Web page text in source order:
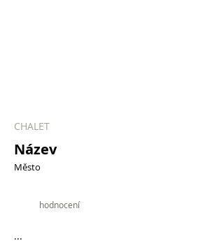
CHALET
Název
Město
hodnocení
...